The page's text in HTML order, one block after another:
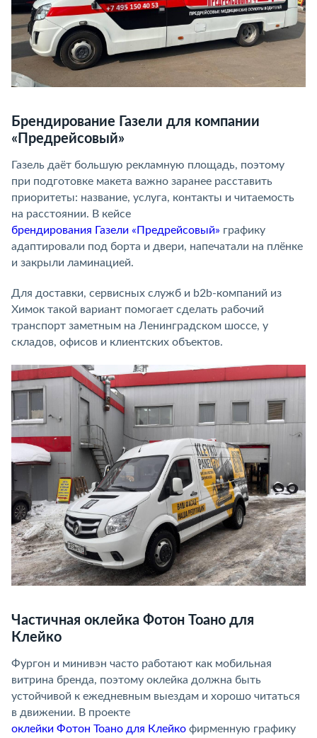
Брендирование Газели для компании
«Предрейсовый»
Газель даёт большую рекламную площадь, поэтому
при подготовке макета важно заранее расставить
приоритеты: название, услуга, контакты и читаемость
на расстоянии. В кейсе
брендирования Газели «Предрейсовый» графику
адаптировали под борта и двери, напечатали на плёнке
и закрыли ламинацией.
Для доставки, сервисных служб и b2b-компаний из
Химок такой вариант помогает сделать рабочий
транспорт заметным на Ленинградском шоссе, у
складов, офисов и клиентских объектов.
Частичная оклейка Фотон Тоано для
Клейко
Фургон и минивэн часто работают как мобильная
витрина бренда, поэтому оклейка должна быть
устойчивой к ежедневным выездам и хорошо читаться
в движении. В проекте
оклейки Фотон Тоано для Клейко фирменную графику